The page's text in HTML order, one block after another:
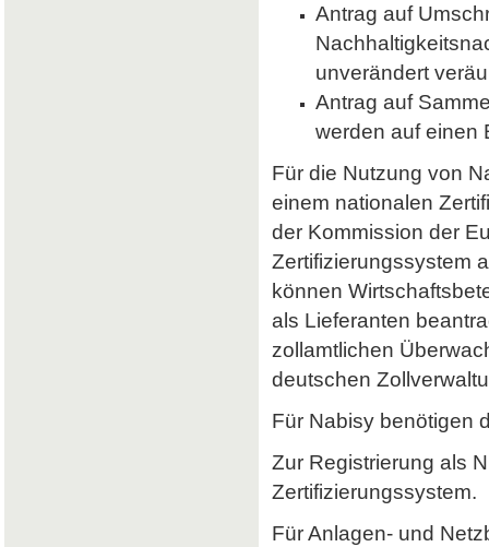
Antrag auf
unverändert
Antrag auf
werden auf einen
Für die Nutzung von
einem nationalen
der Kommission der
Zertifizierungssystem
können
als Lieferanten
zollamtlichen
deutschen
Für Nabisy benötigen
Zur Registrierung als
Zertifizierungssystem.
Für Anlagen- und